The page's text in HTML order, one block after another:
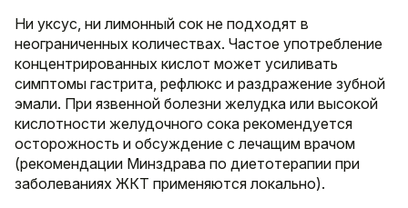
Ни уксус, ни лимонный сок не подходят в
неограниченных количествах. Частое употребление
концентрированных кислот может усиливать
симптомы гастрита, рефлюкс и раздражение зубной
эмали. При язвенной болезни желудка или высокой
кислотности желудочного сока рекомендуется
осторожность и обсуждение с лечащим врачом
(рекомендации Минздрава по диетотерапии при
заболеваниях ЖКТ применяются локально).